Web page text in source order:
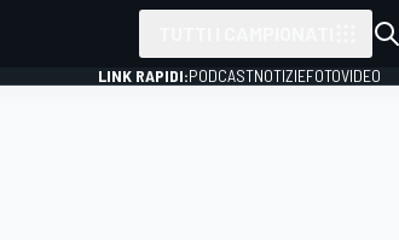
LINK RAPIDI:PODCASTNOTIZIEFOTOVIDEO